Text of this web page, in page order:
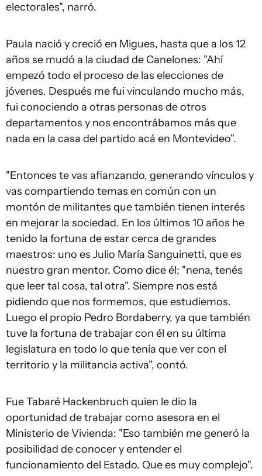
electorales", narró.
Paula nació y creció en Migues, hasta que a los 12
años se mudó a la ciudad de Canelones: "Ahí
empezó todo el proceso de las elecciones de
jóvenes. Después me fui vinculando mucho más,
fui conociendo a otras personas de otros
departamentos y nos encontrábamos más que
nada en la casa del partido acá en Montevideo".
"Entonces te vas afianzando, generando vínculos y
vas compartiendo temas en común con un
montón de militantes que también tienen interés
en mejorar la sociedad. En los últimos 10 años he
tenido la fortuna de estar cerca de grandes
maestros: uno es Julio María Sanguinetti, que es
nuestro gran mentor. Como dice él; "nena, tenés
que leer tal cosa, tal otra". Siempre nos está
pidiendo que nos formemos, que estudiemos.
Luego el propio Pedro Bordaberry, ya que también
tuve la fortuna de trabajar con él en su última
legislatura en todo lo que tenía que ver con el
territorio y la militancia activa", contó.
Fue Tabaré Hackenbruch quien le dio la
oportunidad de trabajar como asesora en el
Ministerio de Vivienda: "Eso también me generó la
posibilidad de conocer y entender el
funcionamiento del Estado. Que es muy complejo".